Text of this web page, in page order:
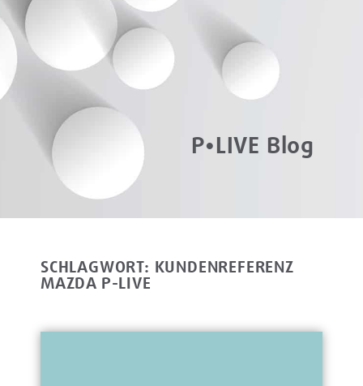
P•LIVE Blog
SCHLAGWORT: KUNDENREFERENZ
MAZDA P-LIVE